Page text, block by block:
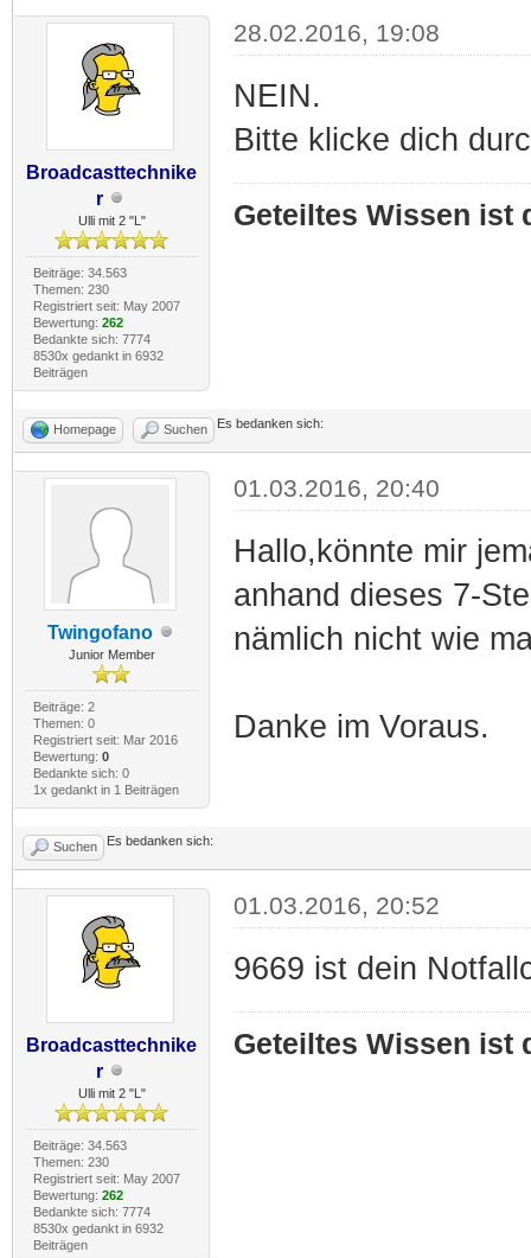
Broadcasttechnike
r
Ulli mit 2 "L"
Beiträge: 34.563
Themen: 230
Registriert seit: May 2007
Bewertung: 262
Bedankte sich: 7774
8530x gedankt in 6932
Beiträgen
28.02.2016, 19:08
NEIN.
Bitte klicke dich
Geteiltes Wissen ist
Homepage Suchen Es bedanken sich:
Twingofano
Junior Member
Beiträge: 2
Themen: 0
Registriert seit: Mar 2016
Bewertung: 0
Bedankte sich: 0
1x gedankt in 1 Beiträgen
01.03.2016, 20:40
Hallo,könnte mir
anhand dieses 7-
nämlich nicht wie
Danke im Voraus.
Suchen Es bedanken sich:
Broadcasttechnike
r
Ulli mit 2 "L"
Beiträge: 34.563
Themen: 230
Registriert seit: May 2007
Bewertung: 262
Bedankte sich: 7774
8530x gedankt in 6932
Beiträgen
01.03.2016, 20:52
9669 ist dein
Geteiltes Wissen ist